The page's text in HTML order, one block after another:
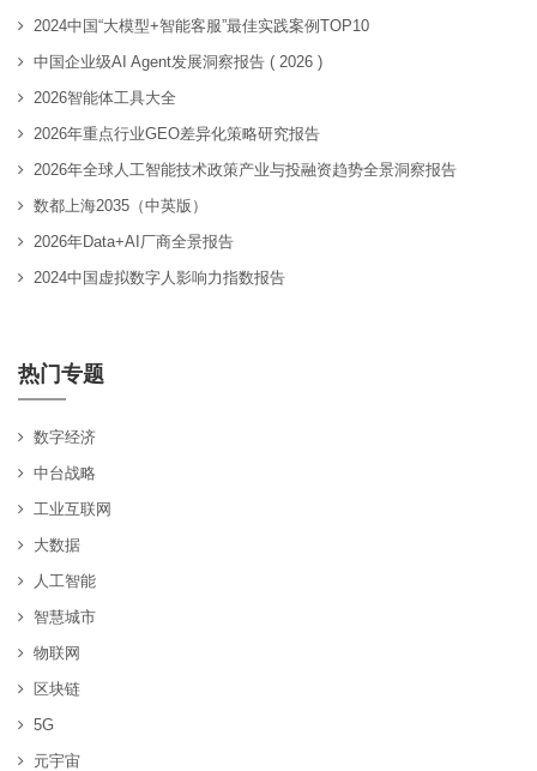
2024中国“大模型+智能客服”最佳实践案例TOP10
中国企业级AI Agent发展洞察报告 ( 2026 )
2026智能体工具大全
2026年重点行业GEO差异化策略研究报告
2026年全球人工智能技术政策产业与投融资趋势全景洞察报告
数都上海2035（中英版）
2026年Data+AI厂商全景报告
2024中国虚拟数字人影响力指数报告
热门专题
数字经济
中台战略
工业互联网
大数据
人工智能
智慧城市
物联网
区块链
5G
元宇宙